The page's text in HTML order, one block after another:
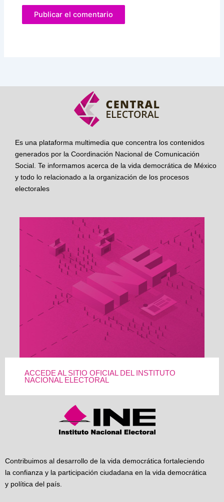
Es una plataforma multimedia que concentra los contenidos
generados por la Coordinación Nacional de Comunicación
Social. Te informamos acerca de la vida democrática de México
y todo lo relacionado a la organización de los procesos
electorales
ACCEDE AL SITIO OFICIAL DEL INSTITUTO
NACIONAL ELECTORAL
Contribuimos al desarrollo de la vida democrática fortaleciendo
la confianza y la participación ciudadana en la vida democrática
y política del país.